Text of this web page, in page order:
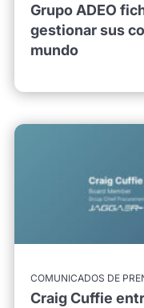
Grupo ADEO
gestionar sus
mundo
COMUNICADOS DE
Craig Cuffie